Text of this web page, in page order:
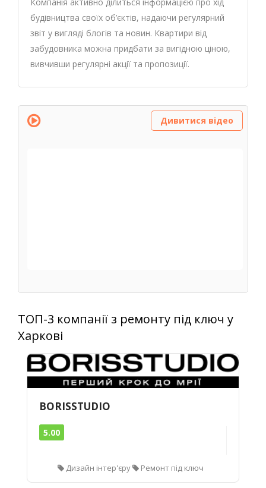
будівництва своїх об’єктів, надаючи регулярний
звіт у вигляді блогів та новин. Квартири від
забудовника можна придбати за вигідною ціною,
вивчивши регулярні акції та пропозиції.
Дивитися відео
ТОП-3 компанії з ремонту під ключ у
Харкові
BORISSTUDIO
5.00
Дизайн інтер'єру Ремонт під ключ